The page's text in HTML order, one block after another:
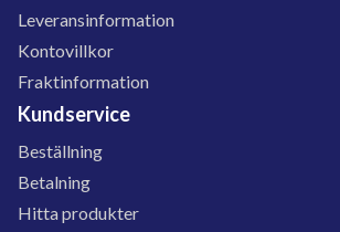
Leveransinformation
Kontovillkor
Fraktinformation
Kundservice
Beställning
Betalning
Hitta produkter